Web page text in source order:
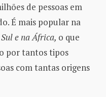
de pessoas em
É mais popular na
e na África, o que
por tantos tipos
com tantas origens